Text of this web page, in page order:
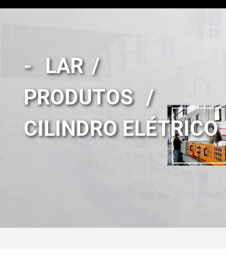
LAR
PRODUTOS
CILINDRO ELÉTRICO